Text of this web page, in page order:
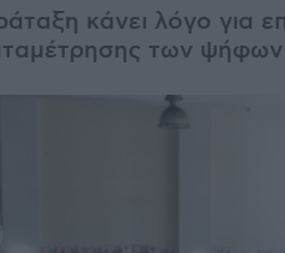
κάνει λόγο για
των